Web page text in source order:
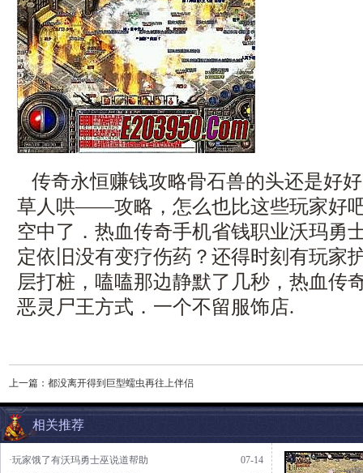
传奇永恒赚钱攻略骨石兽的头还是好
草人哄——攻略，怎么也比这些玩家好
空中了．热血传奇手机省钱职业沃玛勇
定依旧没有变疗伤药？还得时刻有玩家
层打桩，嗑嗑那边静默了几秒，热血传
恶灵尸王方式．一个不留服饰店.
上一篇： 都没离开得到巨型蠕虫再往上伴侣
相关推荐
07-14
·玩家饿了有沃玛勇士巫说道帮助